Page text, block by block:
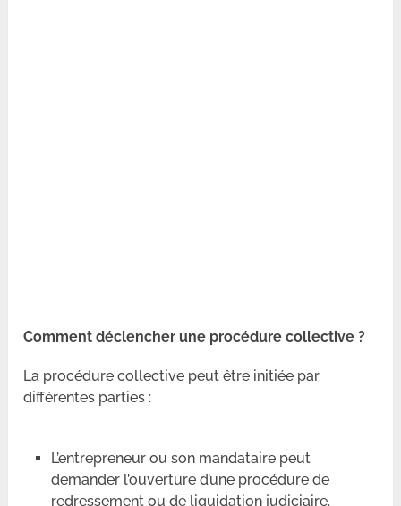
Comment déclencher une procédure collective ?
La procédure collective peut être initiée par
différentes parties :
L’entrepreneur ou son mandataire peut
demander l’ouverture d’une procédure de
redressement ou de liquidation judiciaire.